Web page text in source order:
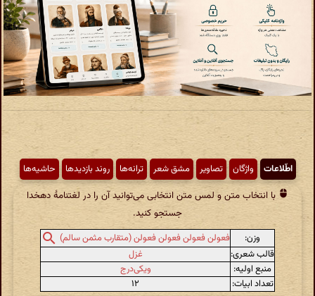
اطّلاعات واژگان تصاویر مشق شعر ترانه‌ها روند بازدیدها حاشیه‌ها
با انتخاب متن و لمس متن انتخابی می‌توانید آن را در لغتنامهٔ دهخدا
جستجو کنید.
وزن:
فعولن فعولن فعولن فعولن (متقارب مثمن سالم)
قالب شعری:
غزل
منبع اولیه:
ویکی‌درج
تعداد ابیات:
۱۲